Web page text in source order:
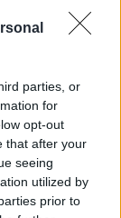
parties, or
for
opt-out
that after your
seeing
utilized by
prior to